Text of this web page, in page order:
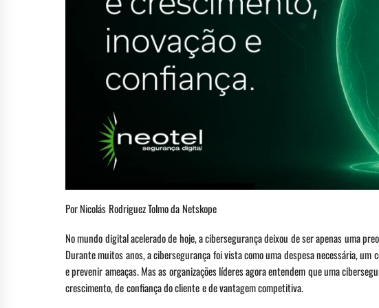
Por Nicolás Rodriguez Tolmo da Netskope
No mundo digital acelerado de hoje, a cibersegurança deixou de ser apenas uma
Durante muitos anos, a cibersegurança foi vista como uma despesa necessária,
e prevenir ameaças. Mas as organizações líderes agora entendem que uma
crescimento, de confiança do cliente e de vantagem competitiva.